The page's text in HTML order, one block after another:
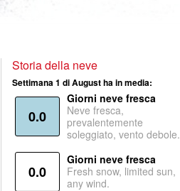
Storia della neve
Settimana 1 di August ha in media:
0.0
Giorni neve fresca
Neve fresca,
prevalentemente
soleggiato, vento debole.
0.0
Giorni neve fresca
Fresh snow, limited sun,
any wind.